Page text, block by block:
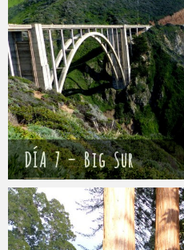
DÍA 7 – Big Sur
Mathieu 11 abril 2017